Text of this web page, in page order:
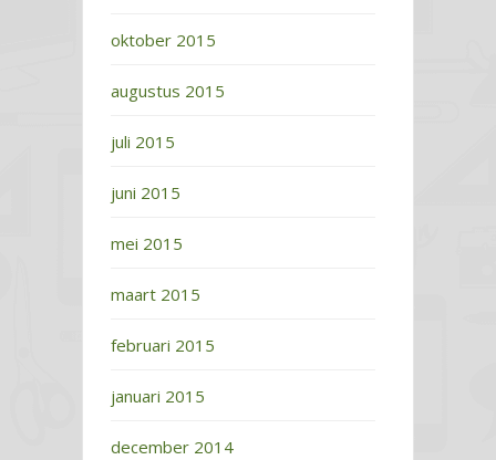
oktober 2015
augustus 2015
juli 2015
juni 2015
mei 2015
maart 2015
februari 2015
januari 2015
december 2014